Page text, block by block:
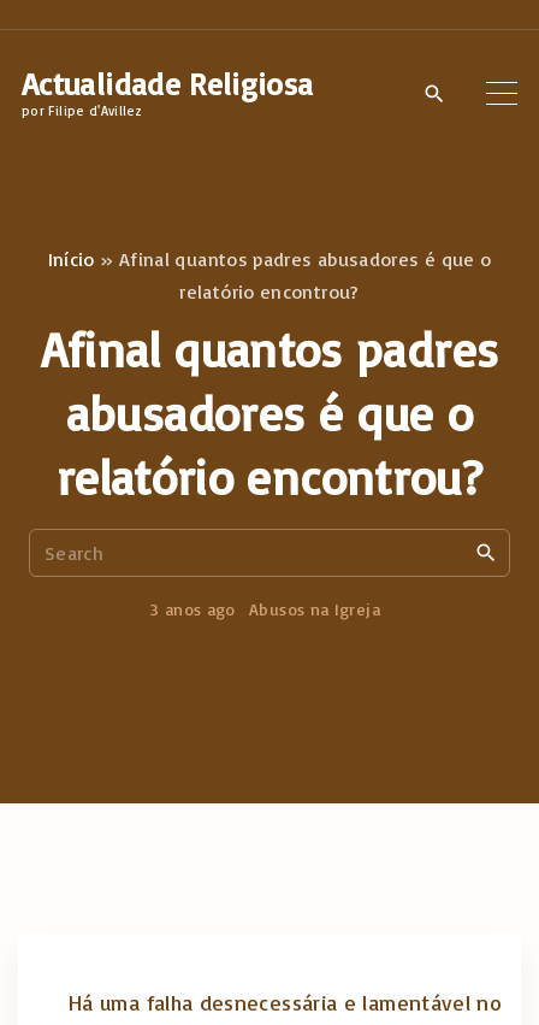
Actualidade Religiosa
por Filipe d'Avillez
Início » Afinal quantos padres abusadores é que o
relatório encontrou?
Afinal quantos padres
abusadores é que o
relatório encontrou?
e
3 anos ago Abusos na Igreja
Há uma falha desnecessária e lamentável no